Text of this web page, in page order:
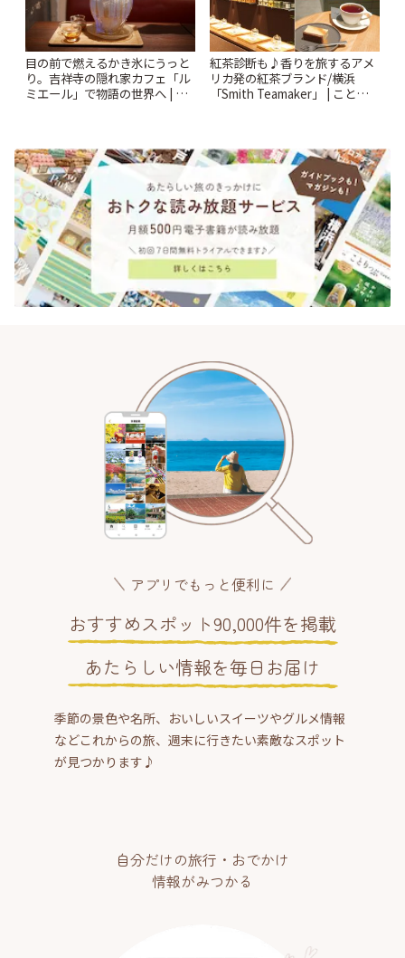
目の前で燃えるかき氷にうっと
り。吉祥寺の隠れ家カフェ「ル
ミエール」で物語の世界へ | こ
紅茶診断も♪香りを旅するアメ
リカ発の紅茶ブランド/横浜
「Smith Teamaker」 | ことりっ
アプリでもっと便利に
おすすめスポット90,000件を掲載
あたらしい情報を毎日お届け
季節の景色や名所、おいしいスイーツやグルメ情報
などこれからの旅、週末に行きたい素敵なスポット
が見つかります♪
自分だけの旅行・おでかけ
情報がみつかる